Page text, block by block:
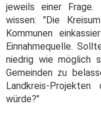
jeweils einer
wissen: "Die
Kommunen
Einnahmequelle.
niedrig wie möglich
Gemeinden zu
Landkreis-
würde?"